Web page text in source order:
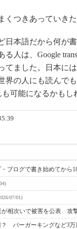
つきあっていき
日本語だから何が
人は、Google
てました。日本に
界の人にも読んで
可能になるかもし
ブログで書き始めてから
07/01)
が相次いで被害を公表 攻
？ バーガーキングなど3